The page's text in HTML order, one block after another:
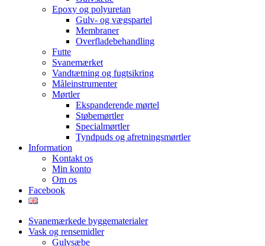
Epoxy og polyuretan
Gulv- og vægspartel
Membraner
Overfladebehandling
Futte
Svanemærket
Vandtætning og fugtsikring
Måleinstrumenter
Mørtler
Ekspanderende mørtel
Støbemørtler
Specialmørtler
Tyndpuds og afretningsmørtler
Information
Kontakt os
Min konto
Om os
Facebook
Svanemærkede byggematerialer
Vask og rensemidler
Gulvsæbe